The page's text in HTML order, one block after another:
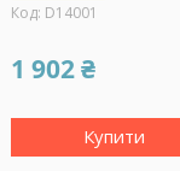
Код: D14001
1 902 ₴
Купити